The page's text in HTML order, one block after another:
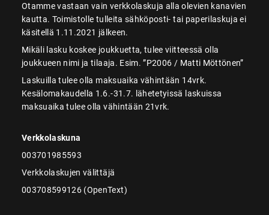
Otamme vastaan vain verkkolaskuja alla olevien kanavien
kautta. Toimistolle tulleita sähköposti- tai paperilaskuja ei
käsitellä 1.11.2021 jälkeen.
Mikäli lasku koskee joukkuetta, tulee viitteessä olla
joukkueen nimi ja tilaaja. Esim. ”P2006 / Matti Möttönen”
Laskuilla tulee olla maksuaika vähintään 14vrk.
Kesälomakaudella 1.6.-31.7. lähetetyissä laskuissa
maksuaika tulee olla vähintään 21vrk.
Verkkolaskuna
003701985593
Verkkolaskujen välittäjä
003708599126 (OpenText)